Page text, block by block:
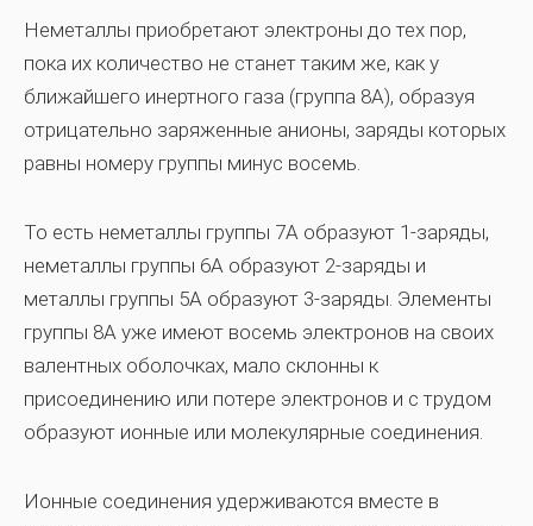
Неметаллы приобретают электроны до тех пор,
пока их количество не станет таким же, как у
ближайшего инертного газа (группа 8А), образуя
отрицательно заряженные анионы, заряды которых
равны номеру группы минус восемь.
То есть неметаллы группы 7А образуют 1-заряды,
неметаллы группы 6А образуют 2-заряды и
металлы группы 5А образуют 3-заряды. Элементы
группы 8А уже имеют восемь электронов на своих
валентных оболочках, мало склонны к
присоединению или потере электронов и с трудом
образуют ионные или молекулярные соединения.
Ионные соединения удерживаются вместе в